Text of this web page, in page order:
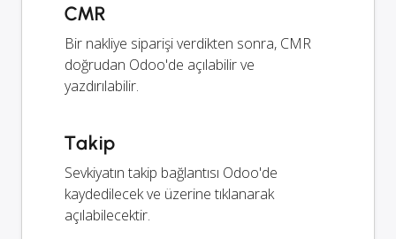
CMR
Bir nakliye siparişi verdikten sonra, CMR
doğrudan Odoo'de açılabilir ve
yazdırılabilir.
Takip
Sevkiyatın takip bağlantısı Odoo'de
kaydedilecek ve üzerine tıklanarak
açılabilecektir.